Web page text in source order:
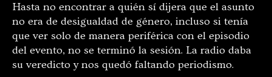
Hasta no encontrar a quién sí dijera que el asunto
no era de desigualdad de género, incluso si tenía
que ver solo de manera periférica con el episodio
del evento, no se terminó la sesión. La radio daba
su veredicto y nos quedó faltando periodismo.